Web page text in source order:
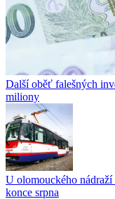
Další oběť falešných
miliony
U olomouckého
konce srpna